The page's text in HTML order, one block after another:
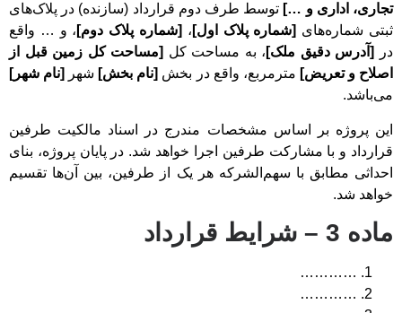
تجاری، اداری و …] توسط طرف دوم قرارداد (سازنده) در پلاک‌های
ثبتی شماره‌های [شماره پلاک اول] ، [شماره پلاک دوم] ، و … واقع
در
[آدرس دقیق ملک] ، به مساحت کل [مساحت کل زمین قبل از
اصلاح و تعریض] مترمربع، واقع در بخش [نام بخش] شهر
[نام شهر]
می‌باشد.
این پروژه بر اساس مشخصات مندرج در اسناد مالکیت طرفین
قرارداد و با مشارکت طرفین اجرا خواهد شد. در پایان پروژه، بنای
احداثی مطابق با سهم‌الشرکه هر یک از طرفین، بین آن‌ها تقسیم
خواهد شد.
ماده 3 – شرایط قرارداد
…………
…………